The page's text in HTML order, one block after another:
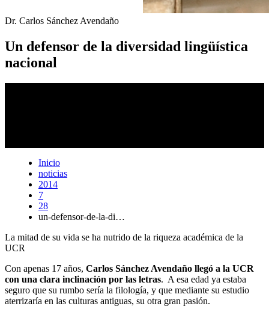
Dr. Carlos Sánchez Avendaño
Un defensor de la diversidad lingüística
nacional
Inicio
noticias
2014
7
28
un-defensor-de-la-di…
La mitad de su vida se ha nutrido de la riqueza académica de la
UCR
Con apenas 17 años, Carlos Sánchez Avendaño llegó a la UCR
con una clara inclinación por las letras. A esa edad ya estaba
seguro que su rumbo sería la filología, y que mediante su estudio
aterrizaría en las culturas antiguas, su otra gran pasión.